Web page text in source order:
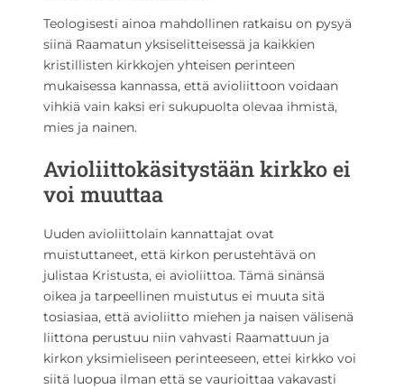
Teologisesti ainoa mahdollinen ratkaisu on pysyä
siinä Raamatun yksiselitteisessä ja kaikkien
kristillisten kirkkojen yhteisen perinteen
mukaisessa kannassa, että avioliittoon voidaan
vihkiä vain kaksi eri sukupuolta olevaa ihmistä,
mies ja nainen.
Avioliittokäsitystään kirkko ei
voi muuttaa
Uuden avioliittolain kannattajat ovat
muistuttaneet, että kirkon perustehtävä on
julistaa Kristusta, ei avioliittoa. Tämä sinänsä
oikea ja tarpeellinen muistutus ei muuta sitä
tosiasiaa, että avioliitto miehen ja naisen välisenä
liittona perustuu niin vahvasti Raamattuun ja
kirkon yksimieliseen perinteeseen, ettei kirkko voi
siitä luopua ilman että se vaurioittaa vakavasti